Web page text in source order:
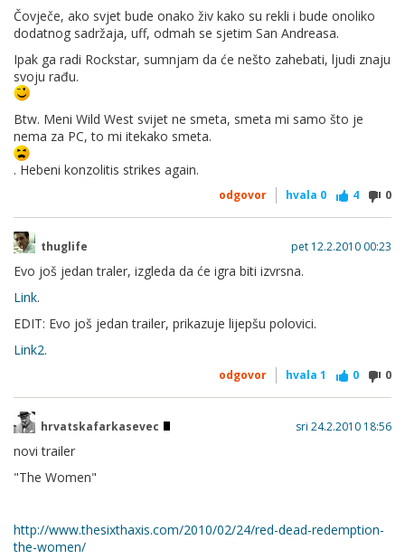
Čovječe, ako svjet bude onako živ kako su rekli i bude onoliko
dodatnog sadržaja, uff, odmah se sjetim San Andreasa.
Ipak ga radi Rockstar, sumnjam da će nešto zahebati, ljudi znaju
svoju rađu.
Btw. Meni Wild West svijet ne smeta, smeta mi samo što je
nema za PC, to mi itekako smeta.
. Hebeni konzolitis strikes again.
odgovor hvala 0 4 0
thuglife pet 12.2.2010 00:23
Evo još jedan traler, izgleda da će igra biti izvrsna.
Link.
EDIT: Evo još jedan trailer, prikazuje lijepšu polovici.
Link2.
odgovor hvala 1 0 0
hrvatskafarkasevec sri 24.2.2010 18:56
novi trailer
"The Women"
http://www.thesixthaxis.com/2010/02/24/red-dead-redemption-
the-women/